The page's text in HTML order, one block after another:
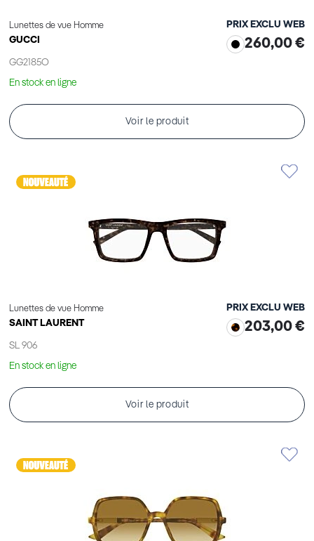
Lunettes de vue Homme
GUCCI
GG2185O
PRIX EXCLU WEB
260,00 €
En stock en ligne
Voir le produit
Lunettes de vue Homme
SAINT LAURENT
SL 906
PRIX EXCLU WEB
203,00 €
En stock en ligne
Voir le produit